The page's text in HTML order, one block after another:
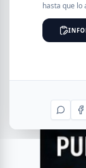
hasta que lo